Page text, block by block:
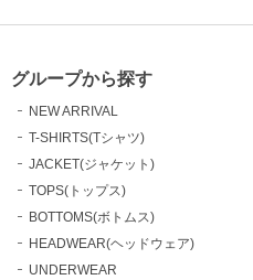
グループから探す
NEW ARRIVAL
T-SHIRTS(Tシャツ)
JACKET(ジャケット)
TOPS(トップス)
BOTTOMS(ボトムス)
HEADWEAR(ヘッドウェア)
UNDERWEAR